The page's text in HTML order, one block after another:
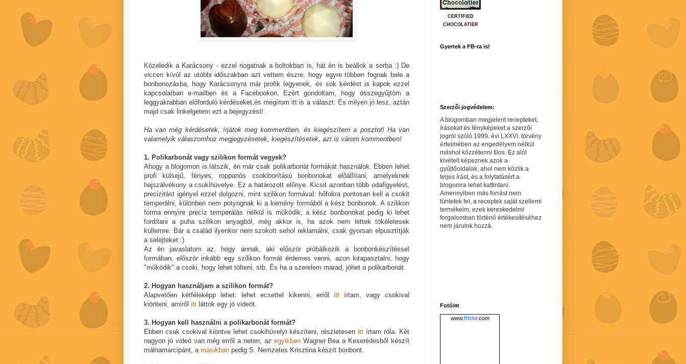
Közeledik a Karácsony - ezzel riogatnak a boltokban is, hát én is beállok a sorba :) De
viccen kívül az utóbbi időszakban azt vettem észre, hogy egyre többen fognak bele a
bonbonozásba, hogy Karácsonyra már profik legyenek, és sok kérdést is kapok ezzel
kapcsolatban e-mailben és a Facebookon. Ezért gondoltam, hogy összegyűjtöm a
leggyakrabban előforduló kérdéseket,és megírom itt is a választ. És milyen jó lesz, aztán
majd csak linkelgetem ezt a bejegyzést!
Ha van még kérdésetek, írjátok meg kommentben, és kiegészítem a posztot! Ha van
valamelyik válaszomhoz megjegyzésetek, kiegészítésetek, azt is várom kommentben!
1. Polikarbonát vagy szilikon formát vegyek?
Ahogy a blogomon is látszik, én már csak polikarbonát formákat használok. Ebben lehet
profi külsejű, fényes, roppanós csokiborítású bonbonokat előállítani, amelyeknek
hajszálvékony a csokihüvelye. Ez a határozott előnye. Kicsit azonban több odafigyelést,
precizitást igényel ezzel dolgozni, mint szilikon formával: hőfokra pontosan kell a csokit
temperálni, különben nem potyognak ki a kemény formából a kész bonbonok. A szilikon
forma ennyire precíz temperálás nélkül is működik, a kész bonbonokat pedig ki lehet
fordítani a puha szilikon anyagból, még akkor is, ha azok nem lettek tökéletesek
küllemre. Bár a család ilyenkor nem szokott sehol reklamálni, csak gyorsan elpusztítják
a selejteket :)
Az én javaslatom az, hogy annak, aki először próbálkozik a bonbonkészítéssel
formában, először inkább egy szilikon formát érdemes venni, azon kitapasztalni, hogy
"működik" a csoki, hogy lehet tölteni, stb. És ha a szerelem marad, jöhet a polikarbonát.
2. Hogyan használjam a szilikon formát?
Alapvetően kétféleképp lehet: lehet ecsettel kikenni, erről ittírtam, vagy csokival
kiönteni, amiről itt láttok egy jó videót.
3. Hogyan kell használni a polikarbonát formát?
Ebben csak csokival kiöntve lehet csokihüvelyt készíteni, részletesenitt írtam róla. Két
nagyon jó videó van még erről a neten, az egyikbenWagner Bea a Keserédesből készít
málnamarcipánt, a másikban pedig S. Nemzetes Krisztina készít bonbont.
CERTIFIED
CHOCOLATIER
Gyertek a FB-ra is!
Szerzői jogvédelem:
A blogomban megjelent recepteket,
írásokat és fényképeket a szerzői
jogról szóló 1999. évi LXXVI. törvény
értelmében az engedélyem nélkül
máshol közzétenni tilos. Ez alól
kivételt képeznek azok a
gyűjtőoldalak, ahol nem közlik a
teljes írást, és a folytatásért a
blogomra lehet kattintani.
Amennyiben más forrást nem
tüntetek fel, a receptek saját szellemi
termékeim, ezek kereskedelmi
forgalomban történő értékesítéséhez
nem járulok hozzá.
Fotóim
www.flickr.com